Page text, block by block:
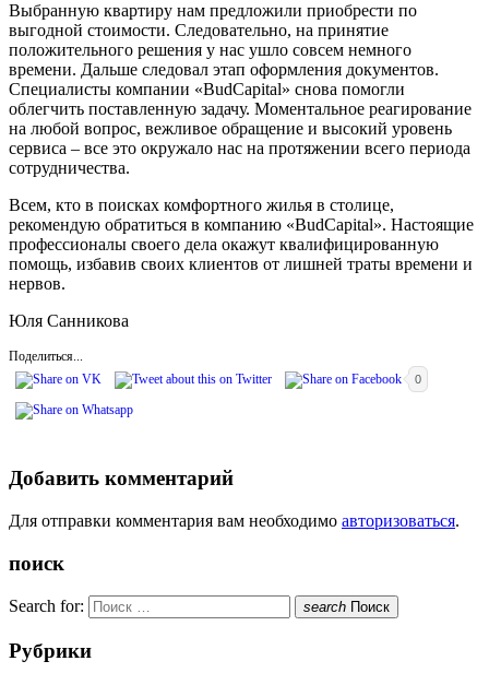
Выбранную квартиру нам предложили приобрести по
выгодной стоимости. Следовательно, на принятие
положительного решения у нас ушло совсем немного
времени. Дальше следовал этап оформления документов.
Специалисты компании «BudCapital» снова помогли
облегчить поставленную задачу. Моментальное реагирование
на любой вопрос, вежливое обращение и высокий уровень
сервиса – все это окружало нас на протяжении всего периода
сотрудничества.
Всем, кто в поисках комфортного жилья в столице,
рекомендую обратиться в компанию «BudCapital». Настоящие
профессионалы своего дела окажут квалифицированную
помощь, избавив своих клиентов от лишней траты времени и
нервов.
Юля Санникова
Поделиться...
0
Добавить комментарий
Для отправки комментария вам необходимо авторизоваться.
поиск
Search for: search Поиск
Рубрики